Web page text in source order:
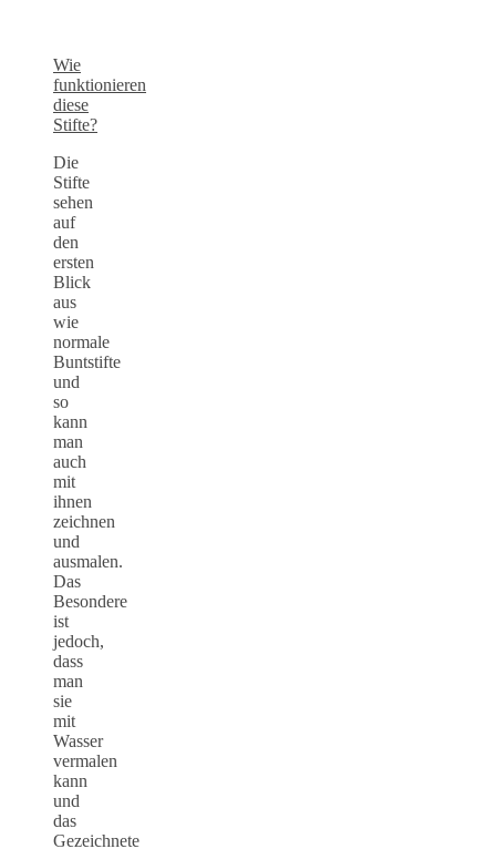
Wie
funktionieren
diese
Stifte?
Die
Stifte
sehen
auf
den
ersten
Blick
aus
wie
normale
Buntstifte
und
so
kann
man
auch
mit
ihnen
zeichnen
und
ausmalen.
Das
Besondere
ist
jedoch,
dass
man
sie
mit
Wasser
vermalen
kann
und
das
Gezeichnete